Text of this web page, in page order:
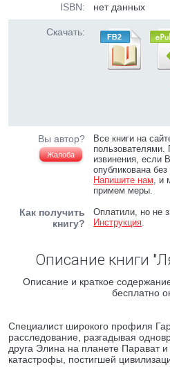
ISBN: нет данных
Скачать:
Вы автор?
Жалоба
Все книги на
пользователями.
извинения, если
опубликована
Напишите нам, и
примем меры.
Как получить
книгу?
Оплатили, но не
Инструкция.
Описание книги
Описание и краткое
бесплатно
Специалист широкого профиля
расследование, разгадывая
друга Элина на планете Парават
катастрофы, постигшей